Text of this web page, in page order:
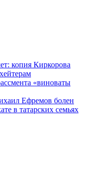
копия Киркорова
«виноваты
Ефремов болен
в татарских семьях